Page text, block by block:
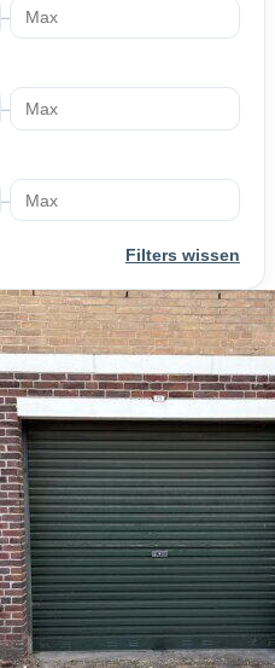
–
–
–
Filters wissen